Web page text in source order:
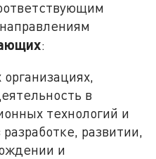
:
в
технологий и
развитии,
и